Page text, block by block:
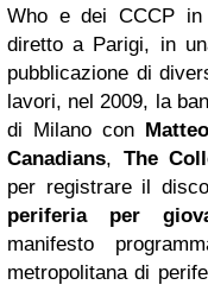
Who e dei CCCP in
diretto a Parigi, in
pubblicazione di
lavori, nel 2009, la
di Milano con
Canadians, The
per registrare il
periferia per
manifesto
metropolitana di